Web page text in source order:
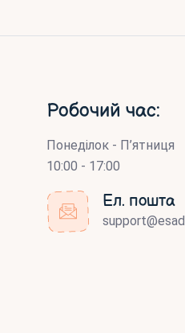
Робочий час:
Понеділок - П’ятниця
10:00 - 17:00
Ел. пошта